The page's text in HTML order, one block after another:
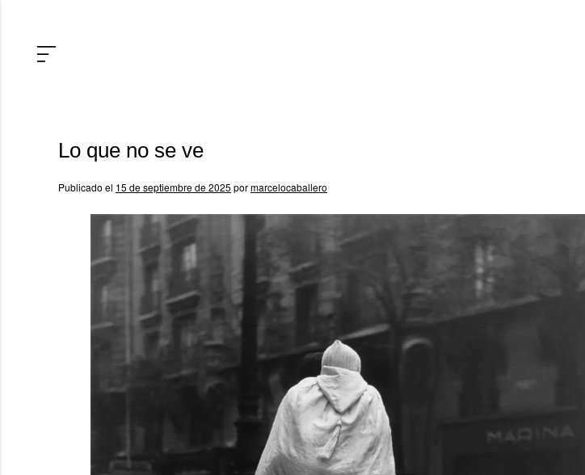
Lo que no se ve
Publicado el 15 de septiembre de 2025 pormarcelocaballero